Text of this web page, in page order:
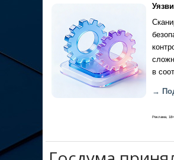
в
→
Реклама,